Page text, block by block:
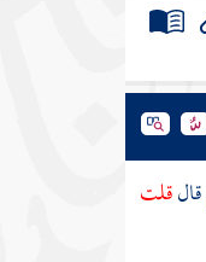
قالقلت